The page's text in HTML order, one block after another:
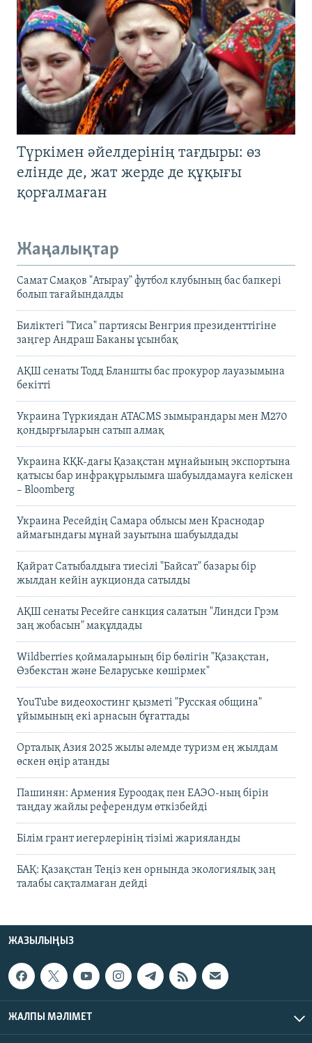
Түркімен әйелдерінің тағдыры: өз
елінде де, жат жерде де құқығы
қорғалмаған
Жаңалықтар
Самат Смақов "Атырау" футбол клубының бас бапкері
болып тағайындалды
Биліктегі "Тиса" партиясы Венгрия президенттігіне
заңгер Андраш Баканы ұсынбақ
АҚШ сенаты Тодд Бланшты бас прокурор лауазымына
бекітті
Украина Түркиядан ATACMS зымырандары мен M270
қондырғыларын сатып алмақ
Украина КҚК-дағы Қазақстан мұнайының экспортына
қатысы бар инфрақұрылымға шабуылдамауға келіскен
– Bloomberg
Украина Ресейдің Самара облысы мен Краснодар
аймағындағы мұнай зауытына шабуылдады
Қайрат Сатыбалдыға тиесілі "Байсат" базары бір
жылдан кейін аукционда сатылды
АҚШ сенаты Ресейге санкция салатын "Линдси Грэм
заң жобасын" мақұлдады
Wildberries қоймаларының бір бөлігін "Қазақстан,
Өзбекстан және Беларуське көшірмек"
YouTube видеохостинг қызметі "Русская община"
ұйымының екі арнасын бұғаттады
Орталық Азия 2025 жылы әлемде туризм ең жылдам
өскен өңір атанды
Пашинян: Армения Еуроодақ пен ЕАЭО-ның бірін
таңдау жайлы референдум өткізбейді
Білім грант иегерлерінің тізімі жарияланды
БАҚ: Қазақстан Теңіз кен орнында экологиялық заң
талабы сақталмаған дейді
ЖАЗЫЛЫҢЫЗ
ЖАЛПЫ МӘЛІМЕТ